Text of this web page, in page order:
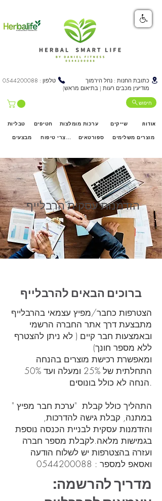
הזדמנות עסקית הרבלייף
כתובת החנות : נחל הירמוך
מודיעין מכבים רעות ( בתיאום מראש)
טלפון : 0544200088
חיפוש
אודות שייקים ערכות מומלצות חטיפים
מוצרי טיפוח ספורטאים
טבליות
מוצרים משלימים מבצעים
ברוכים הבאים להרבלייף
​הצטרפות כחבר/מפיץ עצמאי בהרבלייף
מתבצעת דרך אתר החברה הרשמי
ובאמצעות חבר קיים ( לא ניתן להצטרף
ללא מספר חונך)
ומאפשרת רכישת מוצרים בהנחה
התחלתית של 25% ומעלה ועד 50%
הנחה לא כולל בונוסים.
התהליך כולל קבלת "ערכת חבר מפיץ "
במתנה, קבלת גישה להדרכות,
והזדמנות עסקית לבניית הכנסה נוספת
בגמישות מלאה.לקבלת מספר חברה
ועזרה בהצטרפות יש לשלוח הודעה
ואסאפ למספר : 0544200088
:מדריך להרשמה